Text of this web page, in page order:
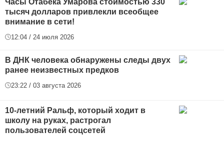
тысяч долларов привлекли всеобщее
внимание в сети!
12:04 / 24 июля 2026
В ДНК человека обнаружены следы двух
ранее неизвестных предков
23:22 / 03 августа 2026
10-летний Ральф, который ходит в
школу на руках, растрогал
пользователей соцсетей